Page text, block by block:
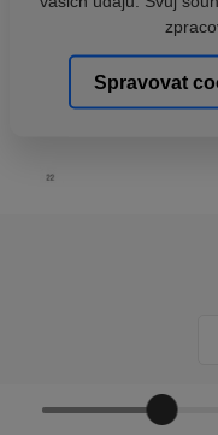
Spravovat